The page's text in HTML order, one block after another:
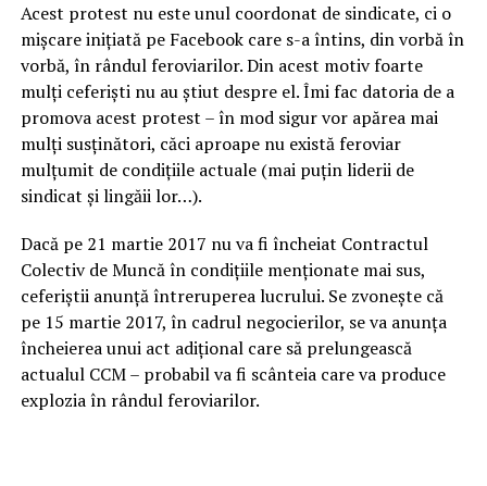
Acest protest nu este unul coordonat de sindicate, ci o
mișcare inițiată pe Facebook care s-a întins, din vorbă în
vorbă, în rândul feroviarilor. Din acest motiv foarte
mulți ceferiști nu au știut despre el. Îmi fac datoria de a
promova acest protest – în mod sigur vor apărea mai
mulți susținători, căci aproape nu există feroviar
mulțumit de condițiile actuale (mai puțin liderii de
sindicat și lingăii lor…).
Dacă pe 21 martie 2017 nu va fi încheiat Contractul
Colectiv de Muncă în condițiile menționate mai sus,
ceferiștii anunță întreruperea lucrului. Se zvonește că
pe 15 martie 2017, în cadrul negocierilor, se va anunța
încheierea unui act adițional care să prelungească
actualul CCM – probabil va fi scânteia care va produce
explozia în rândul feroviarilor.